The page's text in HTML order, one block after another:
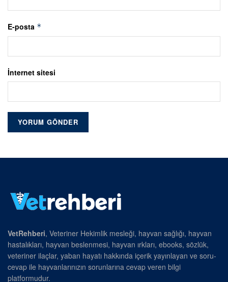
E-posta *
İnternet sitesi
VetRehberi, Veteriner Hekimlik mesleği, hayvan sağlığı, hayvan
hastalıkları, hayvan beslenmesi, hayvan ırkları, ebooks, sözlük,
veteriner ilaçlar, yaban hayatı hakkında içerik yayınlayan ve soru-
cevap ile hayvanlarınızın sorunlarına cevap veren bilgi
platformudur.